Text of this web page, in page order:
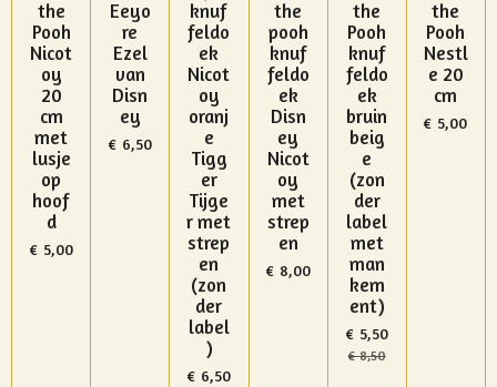
the
Pooh
Nicot
oy
20
cm
met
lusje
op
hoof
d
€ 5,00
Eeyo
re
Ezel
van
Disn
ey
€ 6,50
knuf
feldo
ek
Nicot
oy
oranj
e
Tigg
er
Tijge
r met
strep
en
(zon
der
label
)
€ 6,50
the
pooh
knuf
feldo
ek
Disn
ey
Nicot
oy
met
strep
en
€ 8,00
the
Pooh
knuf
feldo
ek
bruin
beig
e
(zon
der
label
met
man
kem
ent)
€ 5,50
€ 8,50
the
Pooh
Nestl
e 20
cm
€ 5,00